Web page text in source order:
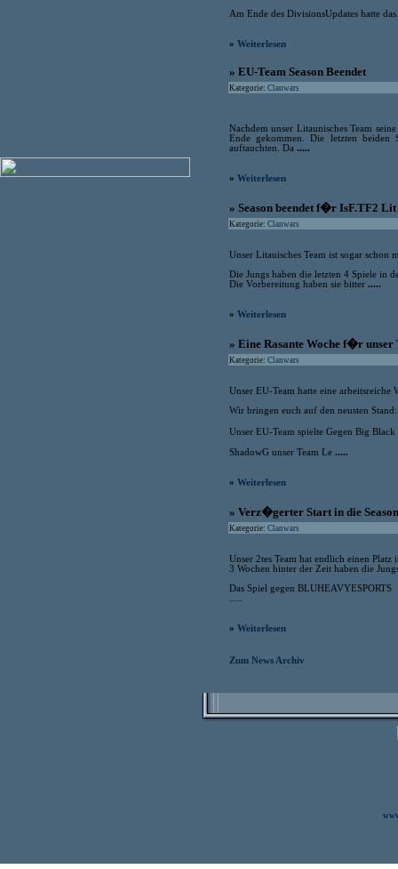
Am Ende des DivisionsUpdates hatte
» Weiterlesen
» EU-Team Season Beendet
Kategorie: Clanwars
Nachdem unser Litaunisches Team
Ende gekommen. Die letzten
auftauchten. Da .....
» Weiterlesen
» Season beendet f�r IsF.TF2 Lit
Kategorie: Clanwars
Unser Litauisches Team ist sogar schon
Die Jungs haben die letzten 4 Spiele in
Die Vorbereitung haben sie bitter .....
» Weiterlesen
» Eine Rasante Woche f�r unser
Kategorie: Clanwars
Unser EU-Team hatte eine arbeitsreiche
Wir bringen euch auf den neusten Stand:
Unser EU-Team spielte Gegen Big
ShadowG unser Team Le .....
» Weiterlesen
» Verz�gerter Start in die
Kategorie: Clanwars
Unser 2tes Team hat endlich einen
3 Wochen hinter der Zeit haben die
Das Spiel gegen BLUHEAVYESPORTS
» Weiterlesen
Zum News Archiv